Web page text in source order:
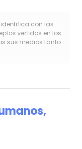
con las
vertidos en los
sus medios tanto
,